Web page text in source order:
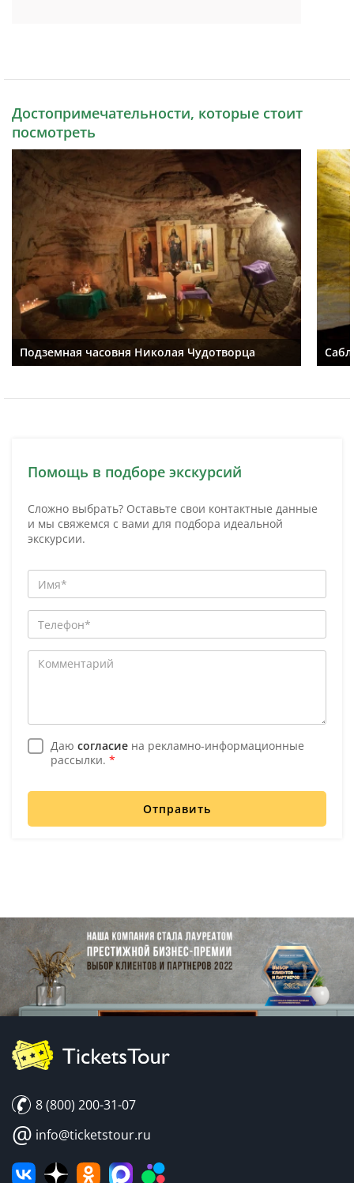
Достопримечательности, которые стоит
посмотреть
Подземная часовня Николая Чудотворца
Помощь в подборе экскурсий
Сложно выбрать? Оставьте свои контактные данные
и мы свяжемся с вами для подбора идеальной
экскурсии.
Даю согласие на рекламно-информационные
рассылки. *
Отправить
8 (800) 200-31-07
@ info@ticketstour.ru